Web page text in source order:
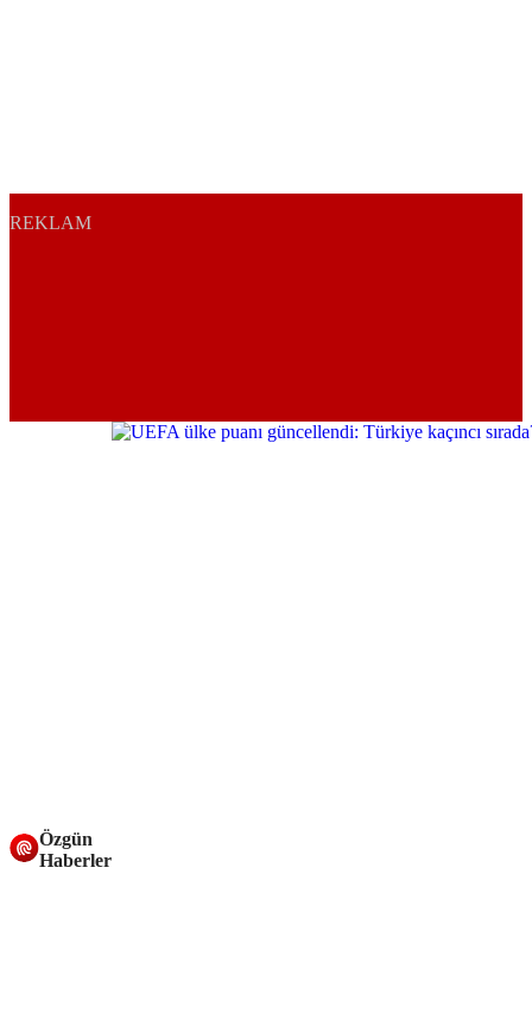
REKLAM
Özgün
Haberler